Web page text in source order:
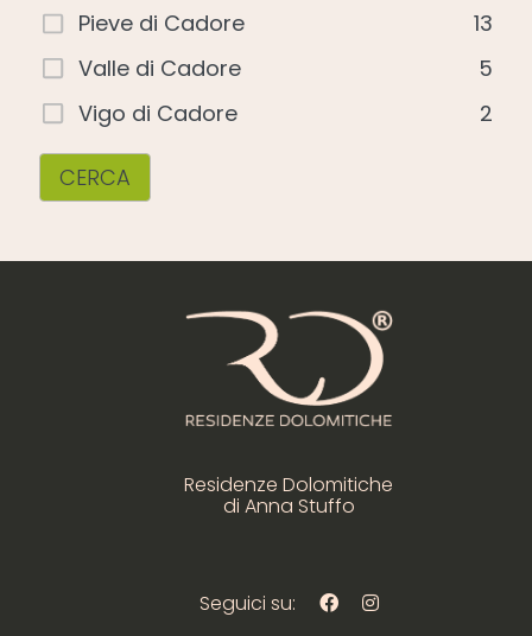
Pieve di Cadore
13
Valle di Cadore
5
Vigo di Cadore
2
CERCA
Residenze Dolomitiche
di Anna Stuffo
Seguici su: